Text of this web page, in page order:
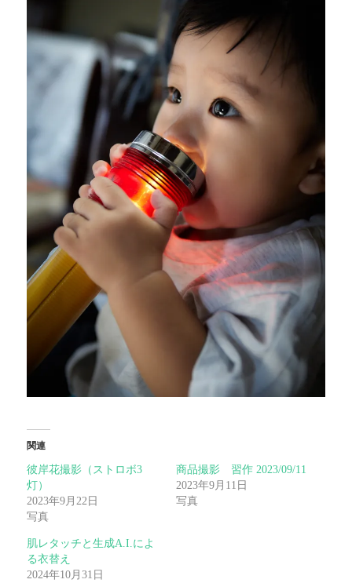
関連
彼岸花撮影（ストロボ3
灯）
2023年9月22日
写真
商品撮影 習作 2023/09/11
2023年9月11日
写真
肌レタッチと生成A.I.によ
る衣替え
2024年10月31日